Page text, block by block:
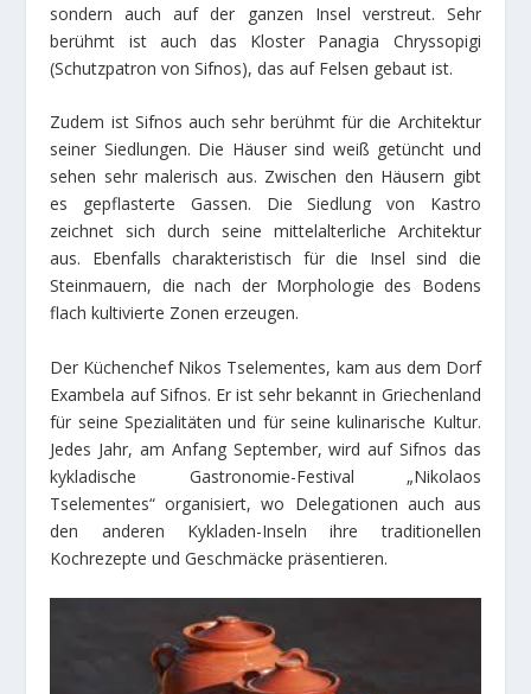
sondern auch auf der ganzen Insel verstreut. Sehr
berühmt ist auch das Kloster Panagia Chryssopigi
(Schutzpatron von Sifnos), das auf Felsen gebaut ist.
Zudem ist Sifnos auch sehr berühmt für die Architektur
seiner Siedlungen. Die Häuser sind weiß getüncht und
sehen sehr malerisch aus. Zwischen den Häusern gibt
es gepflasterte Gassen. Die Siedlung von Kastro
zeichnet sich durch seine mittelalterliche Architektur
aus. Ebenfalls charakteristisch für die Insel sind die
Steinmauern, die nach der Morphologie des Bodens
flach kultivierte Zonen erzeugen.
Der Küchenchef Nikos Tselementes, kam aus dem Dorf
Exambela auf Sifnos. Er ist sehr bekannt in Griechenland
für seine Spezialitäten und für seine kulinarische Kultur.
Jedes Jahr, am Anfang September, wird auf Sifnos das
kykladische Gastronomie-Festival „Nikolaos
Tselementes“ organisiert, wo Delegationen auch aus
den anderen Kykladen-Inseln ihre traditionellen
Kochrezepte und Geschmäcke präsentieren.